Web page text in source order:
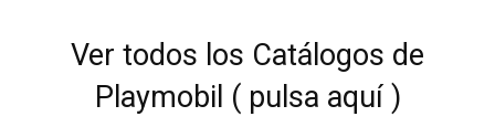
Ver todos los Catálogos de
Playmobil ( pulsa aquí )